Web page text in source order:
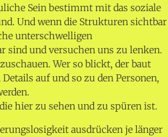
Sein bestimmt mit das soziale
Und wenn die Strukturen sichtbar
unterschwelligen
sind und versuchen uns zu lenken.
Wer so blickt, der baut
auf und so zu den Personen,
hier zu sehen und zu spüren ist.
ausdrücken je länger